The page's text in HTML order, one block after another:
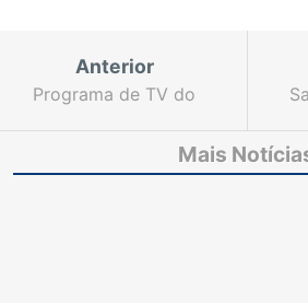
Anterior
Programa de TV do
curiosidades, tira
dúvidas e explica
Mais